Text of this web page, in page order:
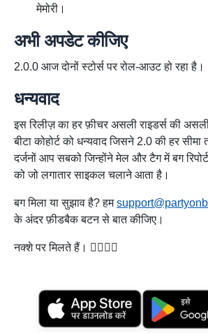
मेमोरी।
अभी अपडेट कीजिए
2.0.0 आज दोनों स्टोर्स पर रोल-आउट हो रहा है।
धन्यवाद
इस रिलीज़ का हर फ़ीचर असली राइडर्स की
बीटा कोहोर्ट को धन्यवाद जिसने 2.0 की हर सीमा
दर्जनों आप सबको जिन्होंने मेल और टैग में बग
को जो लगातार साइकल चलाने आता है।
बग मिला या सुझाव है? हम
के अंदर फ़ीडबैक बटन से बात कीजिए।
नक्शे पर मिलते हैं। 🚴‍♀️🚴‍♂️